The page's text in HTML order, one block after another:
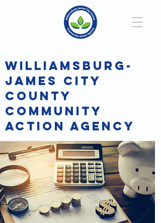
WILLIAMSBURG-
JAMES CITY
COUNTY
COMMUNITY
ACTION AGENCY